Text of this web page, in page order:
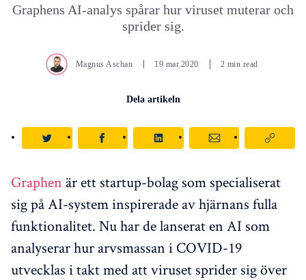
Graphens AI-analys spårar hur viruset muterar och
sprider sig.
Magnus Aschan 19.mar.2020 2 min read
Dela artikeln
Graphen är ett startup-bolag som specialiserat
sig på AI-system inspirerade av hjärnans fulla
funktionalitet. Nu har de lanserat en AI som
analyserar hur arvsmassan i COVID-19
utvecklas i takt med att viruset sprider sig över